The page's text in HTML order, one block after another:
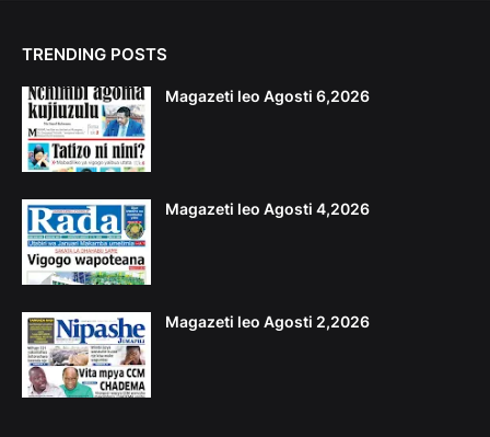
TRENDING POSTS
Magazeti leo Agosti 6,2026
Magazeti leo Agosti 4,2026
Magazeti leo Agosti 2,2026